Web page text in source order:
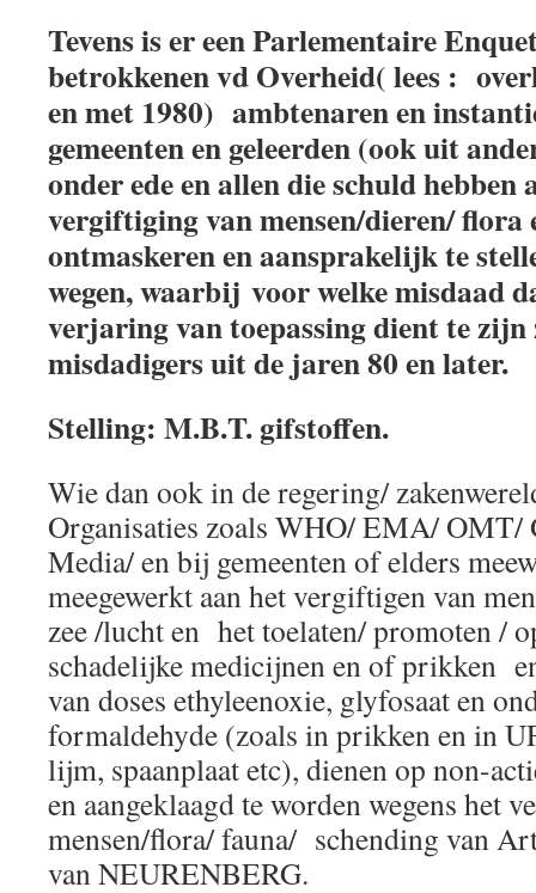
Tevens is er een Parlementaire
betrokkenen vd Overheid( lees :
en met1980) ambtenaren en
gemeenten en geleerden (ook uit
onder ede en allen die schuld hebben
vergiftiging van mensen/dieren/
ontmaskeren en aansprakelijk te
wegen, waarbij voor welke misdaad
verjaring van toepassing dient te
misdadigers uit de jaren 80 en later.
Stelling: M.B.T. gifstoffen.
Wie dan ook in de regering/
Organisaties zoals WHO/ EMA/ OMT/
Media/ en bij gemeenten of elders
meegewerkt aan het vergiftigen van
zee /lucht en het toelaten/ promoten /
schadelijke medicijnen en of prikken
van doses ethyleenoxie, glyfosaat en
formaldehyde (zoals in prikken en in
lijm, spaanplaat etc), dienen op non-
en aangeklaagd te worden wegens het
mensen/flora/ fauna/ schending van
van NEURENBERG.